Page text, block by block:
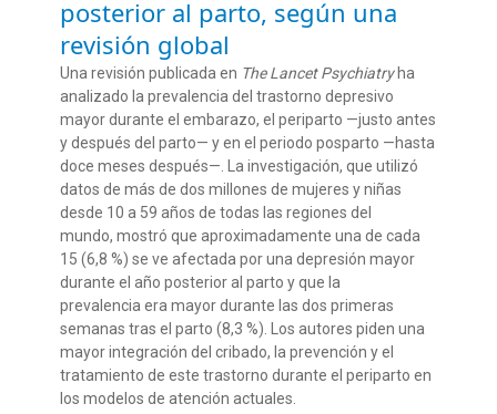
posterior al parto, según una
revisión global
Una revisión publicada en The Lancet Psychiatryha
analizado la prevalencia del trastorno depresivo
mayor durante el embarazo, el periparto —justo antes
y después del parto— y en el periodo posparto —hasta
doce meses después—. La investigación, que utilizó
datos de más de dos millones de mujeres y niñas
desde 10 a 59 años de todas las regiones del
mundo, mostró que aproximadamente una de cada
15 (6,8 %) se ve afectada por una depresión mayor
durante el año posterior al parto y que la
prevalencia era mayor durante las dos primeras
semanas tras el parto (8,3 %). Los autores piden una
mayor integración del cribado, la prevención y el
tratamiento de este trastorno durante el periparto en
los modelos de atención actuales.